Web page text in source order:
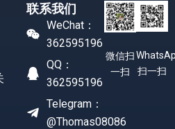
联系我们
WeChat：
362595196
QQ：
362595196
Telegram：
@Thomas08086
微信扫
一扫
扫一扫